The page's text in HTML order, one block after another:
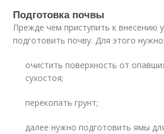
Подготовка почвы
Прежде чем приступить к внесению
подготовить почву. Для этого нужно:
очистить поверхность от
сухостоя;
перекопать грунт;
далее нужно подготовить ямы